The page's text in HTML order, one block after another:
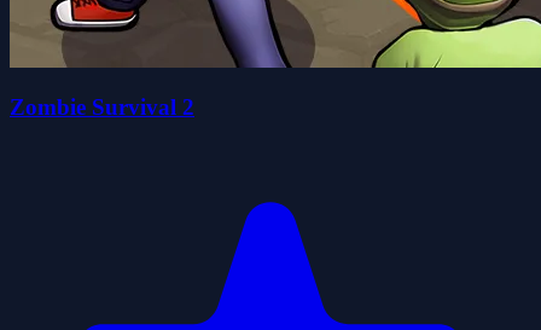
Zombie Survival 2